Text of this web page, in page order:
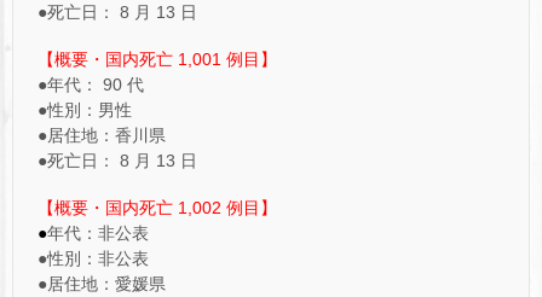
●死亡日： 8 月 13 日
【概要・国内死亡 1,001 例目】
●年代： 90 代
●性別：男性
●居住地：香川県
●死亡日： 8 月 13 日
【概要・国内死亡 1,002 例目】
●年代：非公表
●性別：非公表
●居住地：愛媛県